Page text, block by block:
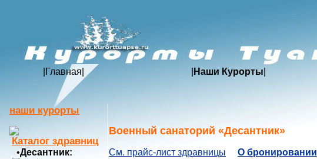
Главная Наши Курорты
наши курорты
Каталог здравниц
•Десантник:
Военный санаторий «Десантник»
См. прайс-лист здравницы О бронировании